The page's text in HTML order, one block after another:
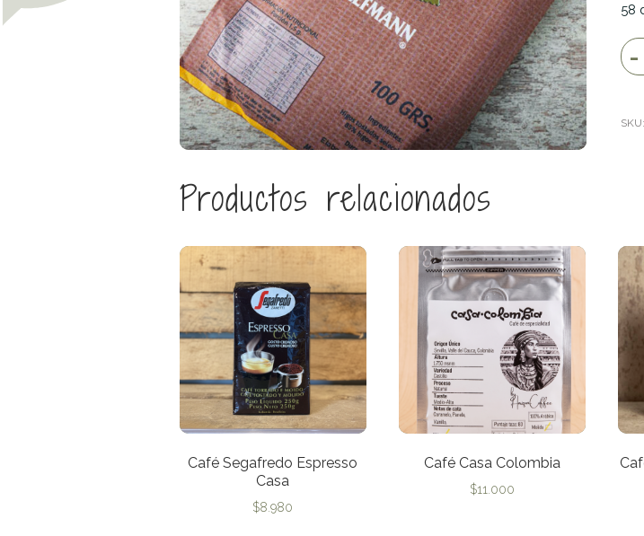
58
de
SKU:
Productos relacionados
Café Segafredo Espresso
Casa
$8.980
Café Casa Colombia
$11.000